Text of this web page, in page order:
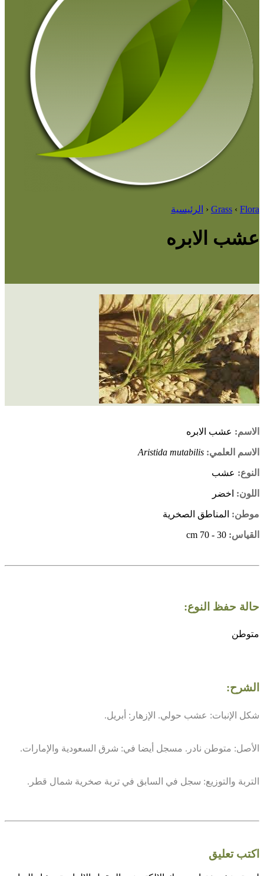
Grass ‹ Flora
‹ الرئيسية
عشب الابره
الاسم: عشب الابره
الاسم العلمي: Aristida mutabilis
النوع: عشب
اللون: اخضر
موطن: المناطق الصخرية
القياس:
حالة حفظ النوع:
متوطن
الشرح:
شكل الإنبات: عشب حولي. الإزهار: أبريل.
الأصل: متوطن نادر. مسجل أيضا في: شرق السعودية والإمارات.
التربة والتوزيع: سجل في السابق في تربة صخرية شمال قطر.
اكتب تعليق